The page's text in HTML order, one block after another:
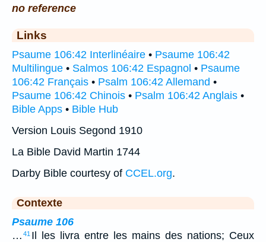
no reference
Links
Psaume 106:42 Interlinéaire • Psaume 106:42
Multilingue • Salmos 106:42 Espagnol • Psaume
106:42 Français • Psalm 106:42 Allemand •
Psaume 106:42 Chinois • Psalm 106:42 Anglais •
Bible Apps • Bible Hub
Version Louis Segond 1910
La Bible David Martin 1744
Darby Bible courtesy of CCEL.org.
Contexte
Psaume 106
… 41 Il les livra entre les mains des nations; Ceux